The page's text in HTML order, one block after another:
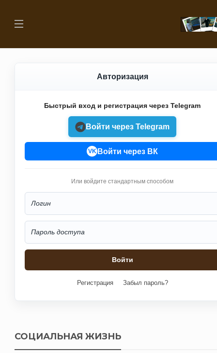
Авторизация
Быстрый вход и регистрация через Telegram
Войти через Telegram
VK Войти через ВК
Или войдите стандартным способом
Регистрация Забыл пароль?
СОЦИАЛЬНАЯ ЖИЗНЬ